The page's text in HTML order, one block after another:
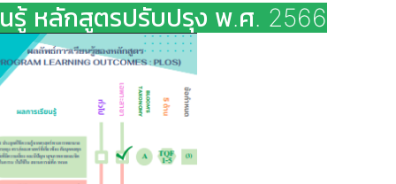
รู้ หลักสูตรปรับปรุง พ.ศ. 2566